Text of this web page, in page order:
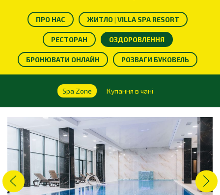
ПРО НАС ЖИТЛО | VILLA SPA RESORT
РЕСТОРАН ОЗДОРОВЛЕННЯ
БРОНЮВАТИ ОНЛАЙН РОЗВАГИ БУКОВЕЛЬ
Spa Zone Купання в чані